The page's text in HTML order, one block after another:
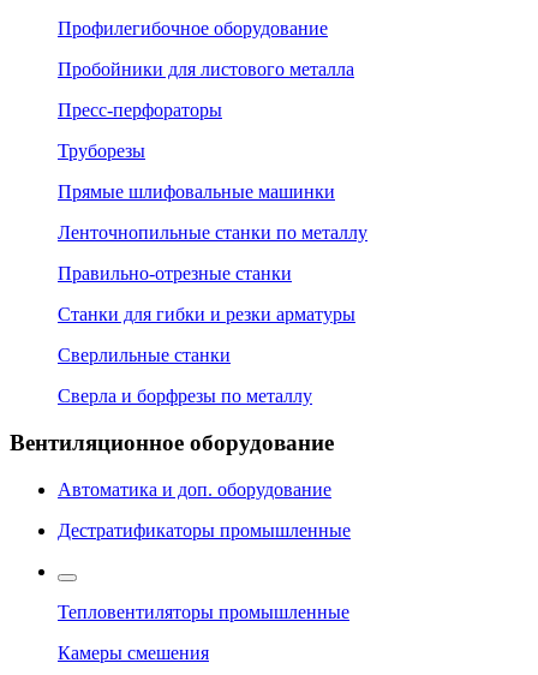
Профилегибочное оборудование
Пробойники для листового металла
Пресс-перфораторы
Труборезы
Прямые шлифовальные машинки
Ленточнопильные станки по металлу
Правильно-отрезные станки
Станки для гибки и резки арматуры
Сверлильные станки
Сверла и борфрезы по металлу
Вентиляционное оборудование
Автоматика и доп. оборудование
Дестратификаторы промышленные
Тепловентиляторы промышленные
Камеры смешения